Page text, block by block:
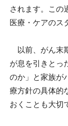
されます。この
医療・ケアのス
以前、がん末
が息を引きとっ
のか」と家族が
療方針の具体的
おくことも大切